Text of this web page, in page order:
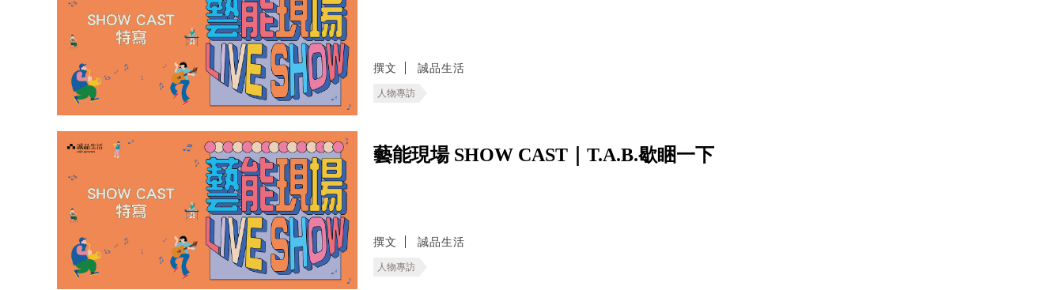
撰文 誠品生活
人物專訪
藝能現場 SHOW CAST｜T.A.B.歇睏一下
撰文 誠品生活
人物專訪